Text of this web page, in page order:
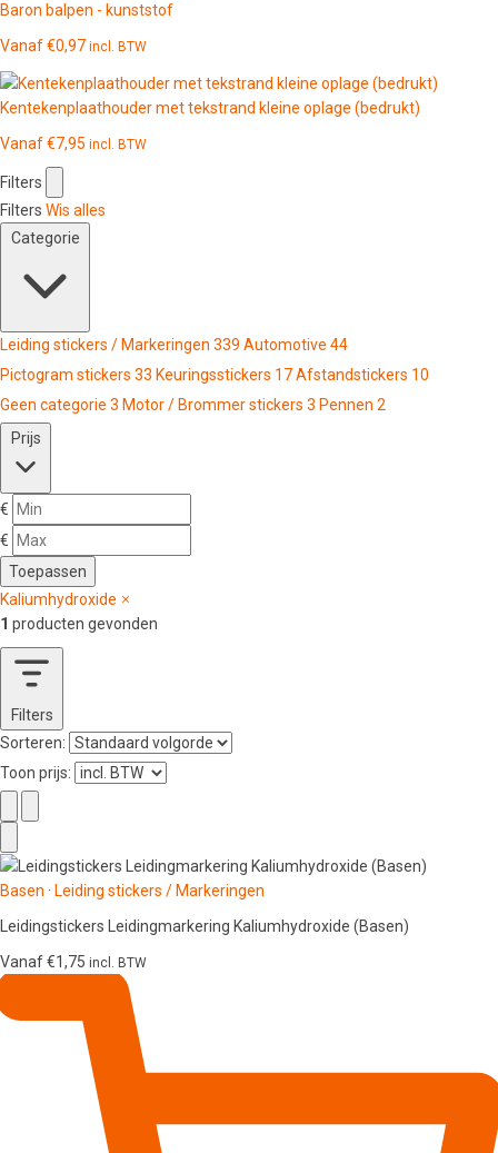
Baron balpen - kunststof
Vanaf€0,97 incl. BTW
Kentekenplaathouder met tekstrand kleine oplage (bedrukt)
Vanaf€7,95 incl. BTW
Filters
Filters Wis alles
Categorie
Leiding stickers / Markeringen 339 Automotive 44
Pictogram stickers 33 Keuringsstickers 17Afstandstickers 10
Geen categorie 3 Motor / Brommer stickers 3 Pennen 2
Prijs
€
€
Toepassen
Kaliumhydroxide
1 producten gevonden
Filters
Sorteren:
Toon prijs:
Basen · Leiding stickers / Markeringen
Leidingstickers Leidingmarkering Kaliumhydroxide (Basen)
Vanaf€1,75 incl. BTW